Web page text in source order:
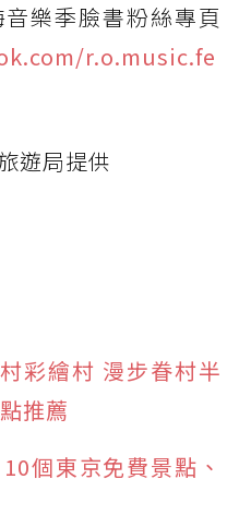
樂季臉書粉絲專頁
r.o.music.fe
遊局提供
彩繪村 漫步眷村半
推薦
個東京免費景點、